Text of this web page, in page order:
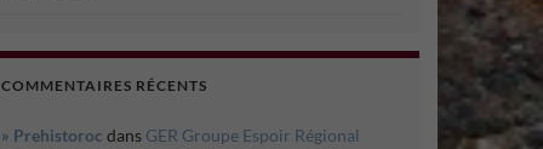
COMMENTAIRES RÉCENTS
» Prehistoroc dans GER Groupe Espoir Régional